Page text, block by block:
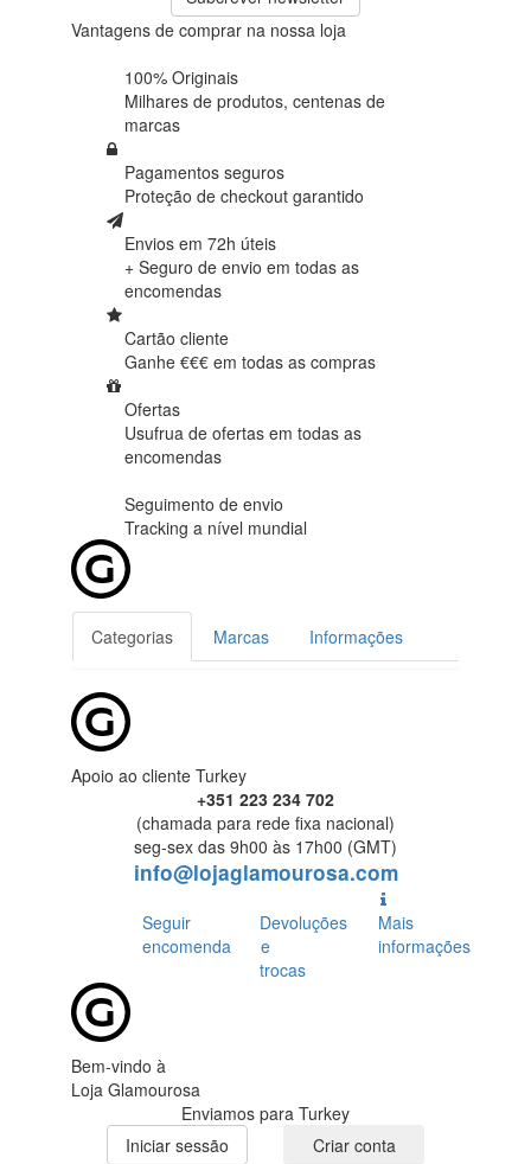
Vantagens de comprar na nossa loja
100% Originais
Milhares de produtos, centenas de
marcas
Pagamentos seguros
Proteção de checkout garantido
Envios em 72h úteis
+ Seguro de envio em todas as
encomendas
Cartão cliente
Ganhe €€€ em todas as compras
Ofertas
Usufrua de ofertas em todas as
encomendas
Seguimento de envio
Tracking a nível mundial
Categorias Marcas Informações
Apoio ao cliente Turkey
+351 223 234 702
(chamada para rede fixa nacional)
seg-sex das 9h00 às 17h00 (GMT)
info@lojaglamourosa.com
Seguir
encomenda
Devoluções
e
trocas
Mais
informações
Bem-vindo à
Loja Glamourosa
Enviamos para Turkey
Iniciar sessão
Criar conta